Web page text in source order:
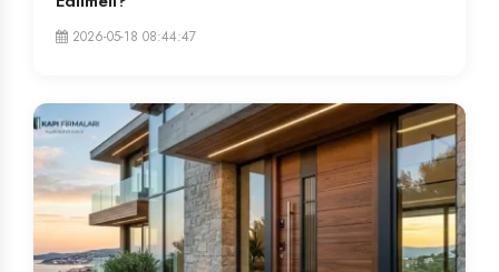
2026-05-18 08:44:47